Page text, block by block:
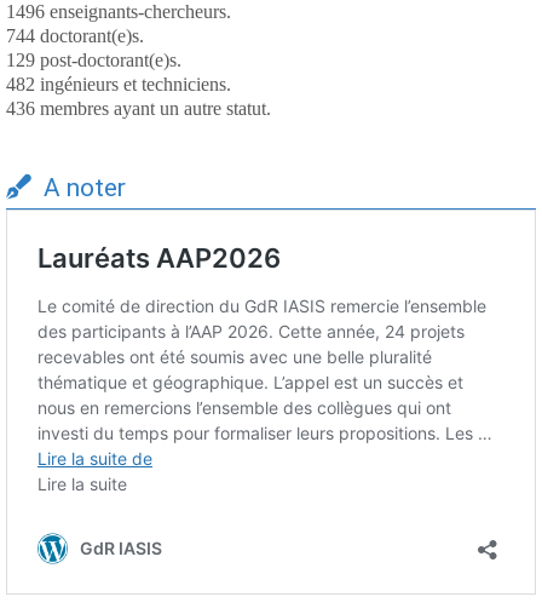
1496 enseignants-chercheurs.
744 doctorant(e)s.
129 post-doctorant(e)s.
482 ingénieurs et techniciens.
436 membres ayant un autre statut.
A noter